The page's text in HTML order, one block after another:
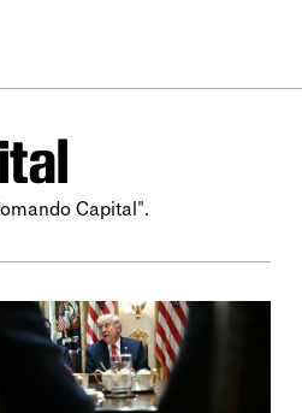
Capital".